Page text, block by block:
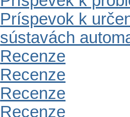
Príspevok k
sústavách
Recenze
Recenze
Recenze
Recenze